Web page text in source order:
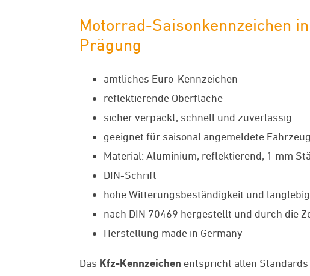
Motorrad-Saisonkennzeichen
Prägung
amtliches Euro-Kennzeichen
reflektierende Oberfläche
sicher verpackt, schnell und zuverlässig
geeignet für saisonal angemeldete
Material: Aluminium, reflektierend, 1 mm
DIN-Schrift
hohe Witterungsbeständigkeit und
nach DIN 70469 hergestellt und durch die
Herstellung made in Germany
Das Kfz-Kennzeichen entspricht allen